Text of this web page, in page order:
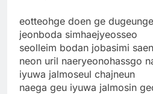
eotteohge doen ge
jeonboda simhaejyeosseo
seolleim bodan jobasimi
neon uril naeryeonohassgo
iyuwa jalmoseul chajneun
naega geu iyuwa jalmosin